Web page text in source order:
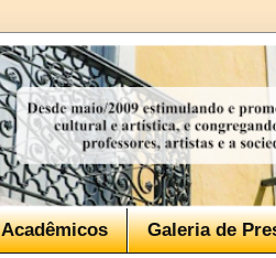
Acadêmicos Galeria de